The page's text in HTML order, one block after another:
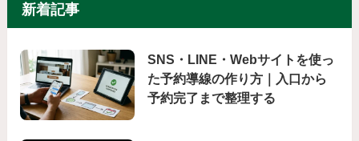
新着記事
SNS・LINE・Webサイトを使っ
た予約導線の作り方｜入口から
予約完了まで整理する